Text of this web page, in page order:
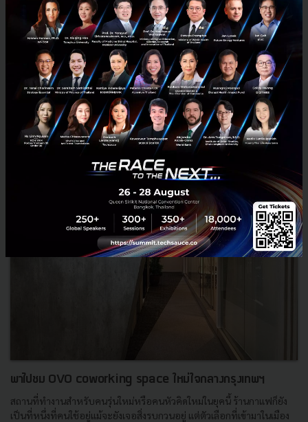
ยังจำกันได้ไหมแอปฯ แชตจากแดนไต้หวันที่ชื่อ Cubie ปัจจุบันเปลี่ยนรูป
แบบของธุรกิจและชื่อเป็น Pal+ ล่าสุด AsiaSoft บริษัทเกมยักษ์ใหญ่ของ
ไทยประกาศลงทุนสนับสนุนระดับ Series A มูลค่า 1.3...
กรกฎาคม 1, 2015| ByTechsauce Team
Pal+ Asiasoft Series A Investment
พาไปชม OVO coworking space ใหม่ใจกลางกรุงเทพฯ
สถานที่ทำงานสำหรับคนรุ่นใหม่หรือคนหัวคิดใหม่ในยุคนี้ ร้านกาแฟก็ยัง
เป็นที่หนึ่งที่คนใช้อยู่แม้จะยังเจอสิ่งรบกวนอยู่ แต่ตัวเลือกที่เข้ามาในเมือง